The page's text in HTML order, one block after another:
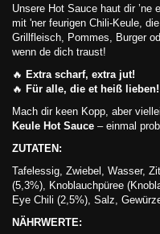
Unsere Hot Sauce haut dir ’ne
mit 'ner feurigen Chili-Keule,
Grillfleisch, Pommes, Burger
wenn de dich traust!
🔥 Extra scharf, extra jut!
🔥 Für alle, die et heiß lieben!
Mach dir keen Kopp, aber
Keule Hot Sauce – einmal
ZUTATEN:
Tafelessig, Zwiebel, Wasser,
(5,3%), Knoblauchpüree
Eye Chili (2,5%), Salz,
NÄHRWERTE: